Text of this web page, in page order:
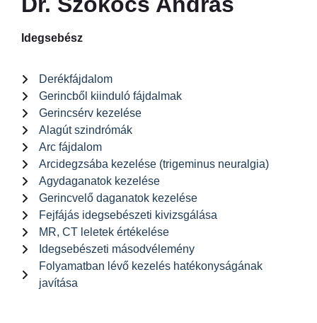
Idegsebész
Derékfájdalom
Gerincből kiinduló fájdalmak
Gerincsérv kezelése
Alagút szindrómák
Arc fájdalom
Arcidegzsába kezelése (trigeminus neuralgia)
Agydaganatok kezelése
Gerincvelő daganatok kezelése
Fejfájás idegsebészeti kivizsgálása
MR, CT leletek értékelése
Idegsebészeti másodvélemény
Folyamatban lévő kezelés hatékonyságának
javítása